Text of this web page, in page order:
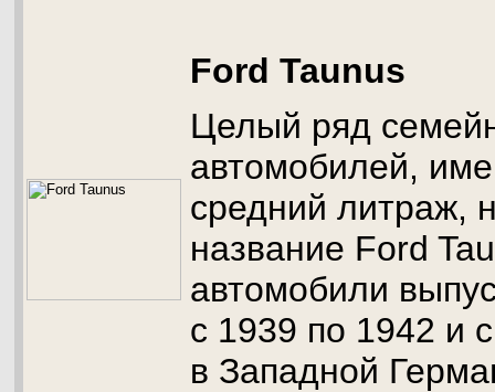
Ford Taunus
Целый ряд
автомобилей,
средний литраж,
название Ford
автомобили
с 1939 по 1942 и
в Западной